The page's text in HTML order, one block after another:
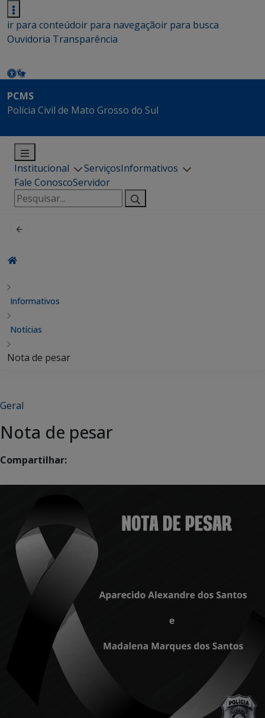
ir para conteúdoir para navegaçãoir para busca
Ouvidoria Transparência
PCMS
Polícia Civil de Mato Grosso do Sul
Institucional ServiçosInformativos
Fale ConoscoServidor
Pesquisar
por:
Informativos
Notícias
Nota de pesar
Geral
Nota de pesar
Compartilhar: